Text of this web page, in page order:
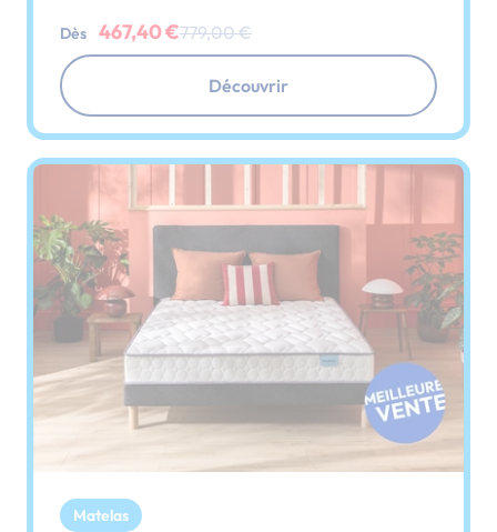
Dès 467,40 €779,00 €
Découvrir
Matelas